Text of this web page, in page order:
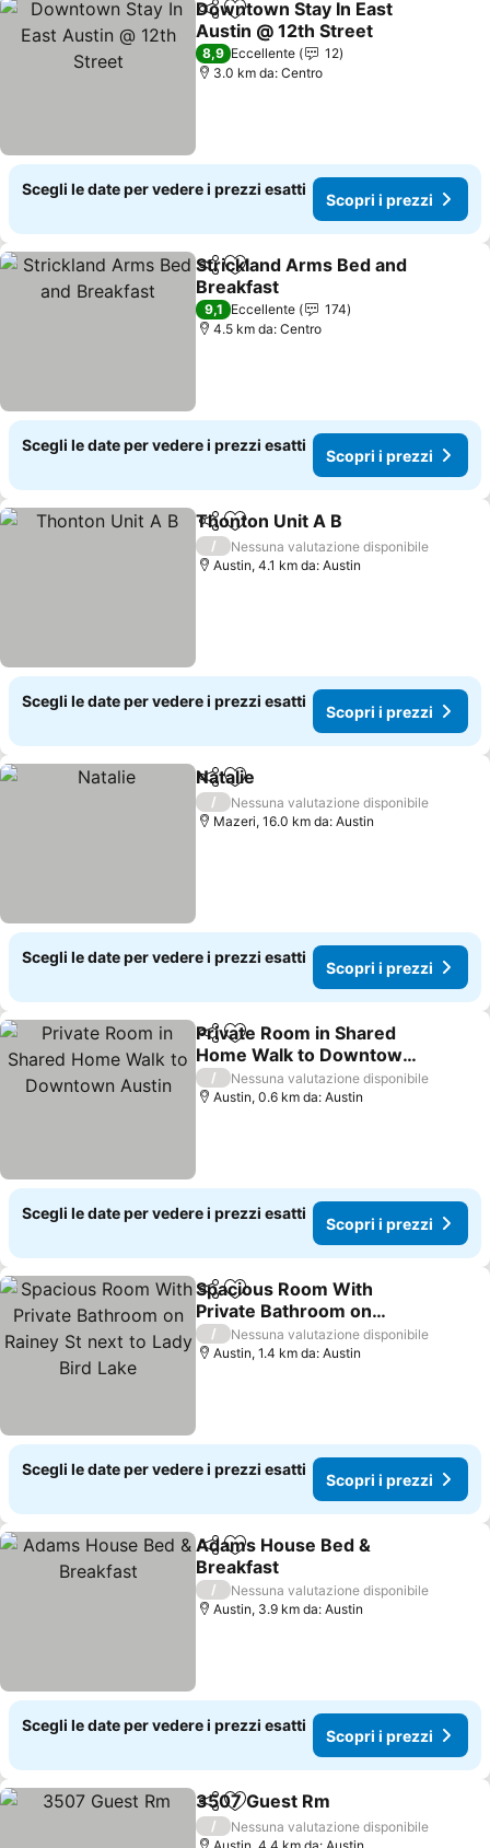
CondividiAggiungi ai preferiti
Downtown Stay In East
Austin @ 12th Street
8,9 Eccellente
12
3.0 km da: Centro
Scegli le date per vedere i prezzi esatti
Scopri i prezzi
CondividiAggiungi ai preferiti
Strickland Arms Bed and
Breakfast
9,1 Eccellente
174
4.5 km da: Centro
Scegli le date per vedere i prezzi esatti
Scopri i prezzi
CondividiAggiungi ai preferiti
Thonton Unit A B
/
Nessuna valutazione disponibile
Austin, 4.1 km da: Austin
Scegli le date per vedere i prezzi esatti
Scopri i prezzi
CondividiAggiungi ai preferiti
Natalie
/
Nessuna valutazione disponibile
Mazeri, 16.0 km da: Austin
Scegli le date per vedere i prezzi esatti
Scopri i prezzi
CondividiAggiungi ai preferiti
Private Room in Shared
Home Walk to Downtown
Austin
/
Nessuna valutazione disponibile
Austin, 0.6 km da: Austin
Scegli le date per vedere i prezzi esatti
Scopri i prezzi
CondividiAggiungi ai preferiti
Spacious Room With
Private Bathroom on
Rainey St next to Lady
Bird Lake
/
Nessuna valutazione disponibile
Austin, 1.4 km da: Austin
Scegli le date per vedere i prezzi esatti
Scopri i prezzi
CondividiAggiungi ai preferiti
Adams House Bed &
Breakfast
/
Nessuna valutazione disponibile
Austin, 3.9 km da: Austin
Scegli le date per vedere i prezzi esatti
Scopri i prezzi
CondividiAggiungi ai preferiti
3507 Guest Rm
/
Nessuna valutazione disponibile